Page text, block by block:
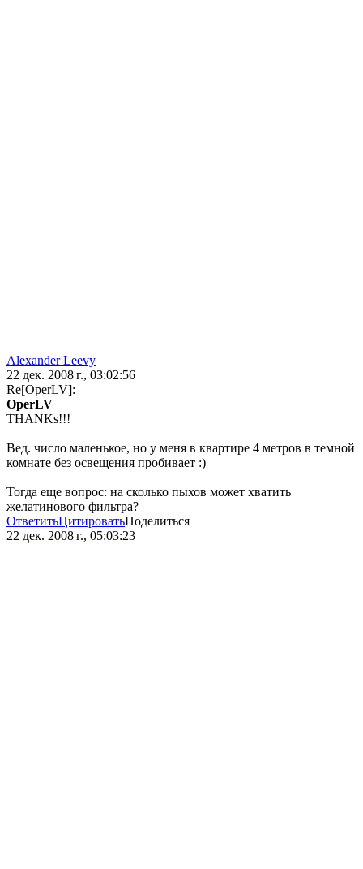
Alexander Leevy
22 дек. 2008 г., 03:02:56
Re[OperLV]:
OperLV
THANKs!!!
Вед. число маленькое, но у меня в квартире 4 метров в темной
комнате без освещения пробивает :)
Тогда еще вопрос: на сколько пыхов может хватить
желатинового фильтра?
ОтветитьЦитироватьПоделиться
22 дек. 2008 г., 05:03:23